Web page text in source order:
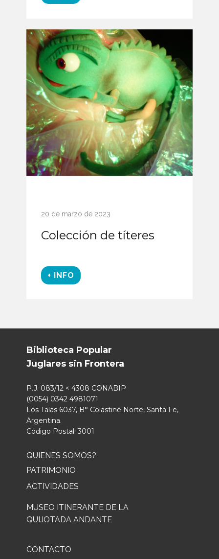
20 de marzo de 2023
Colección de títeres
+ INFO
Biblioteca Popular
Juglares sin Frontera
P.J. 083/12 < 4308 CONABIP
(0054) 0342 4981071
Los Talas 6037, B° Colastiné Norte, Santa Fe,
Argentina.
Código Postal: 3001
QUIENES SOMOS?
PATRIMONIO
ACTIVIDADES
MUSEO ITINERANTE DE LA
QUIJOTADA ANDANTE
CONTACTO